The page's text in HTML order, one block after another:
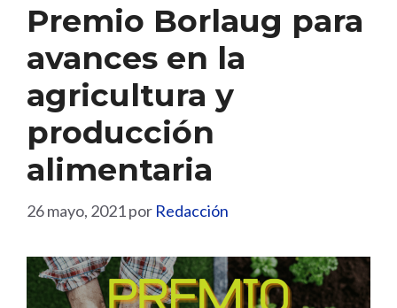
Premio Borlaug para
avances en la
agricultura y
producción
alimentaria
26 mayo, 2021por Redacción